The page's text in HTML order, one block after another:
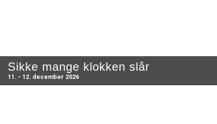
Sikke mange klokken slår
11. - 12. december 2026